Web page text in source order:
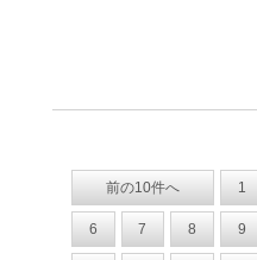
前の10件へ 1
6 7 8 9